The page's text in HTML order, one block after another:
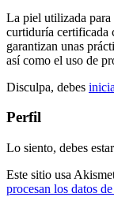
La piel utilizada para
curtiduría certificada
garantizan unas
así como el uso de
Disculpa, debes
Perfil
Lo siento, debes estar
Este sitio usa
procesan los datos